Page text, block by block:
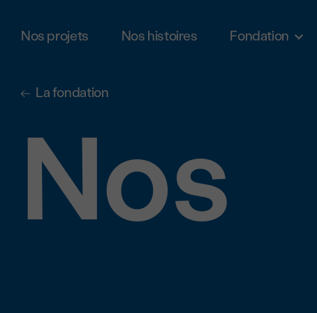
Aller au contenu principal
Nos projets Nos histoires Fondation
La fondation
Nos
Nos